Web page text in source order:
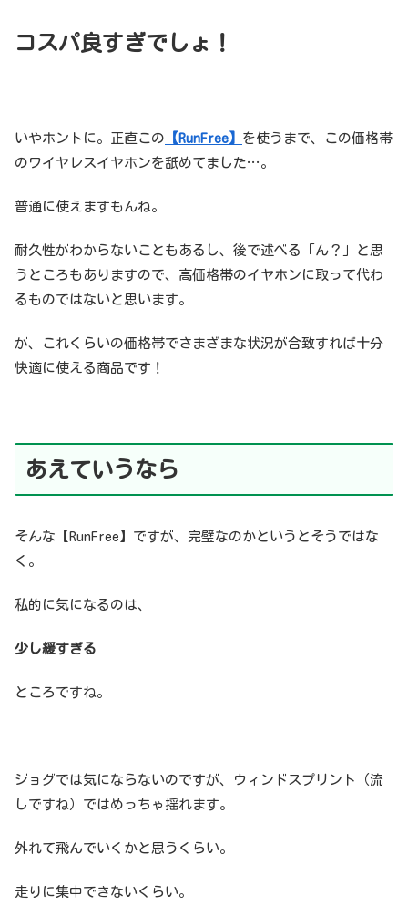
コスパ良すぎでしょ！
いやホントに。正直この 【RunFree】 を使うまで、この価格帯
のワイヤレスイヤホンを舐めてました…。
普通に使えますもんね。
耐久性がわからないこともあるし、後で述べる「ん？」と思
うところもありますので、高価格帯のイヤホンに取って代わ
るものではないと思います。
が、これくらいの価格帯でさまざまな状況が合致すれば十分
快適に使える商品です！
あえていうなら
そんな【RunFree】ですが、完璧なのかというとそうではな
く。
私的に気になるのは、
少し緩すぎる
ところですね。
ジョグでは気にならないのですが、ウィンドスプリント（流
しですね）ではめっちゃ揺れます。
外れて飛んでいくかと思うくらい。
走りに集中できないくらい。